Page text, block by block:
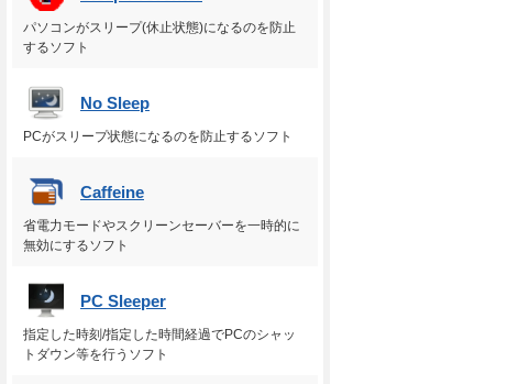
パソコンがスリープ(休止状態)になるのを防止
するソフト
No Sleep
PCがスリープ状態になるのを防止するソフト
Caffeine
省電力モードやスクリーンセーバーを一時的に
無効にするソフト
PC Sleeper
指定した時刻/指定した時間経過でPCのシャッ
トダウン等を行うソフト